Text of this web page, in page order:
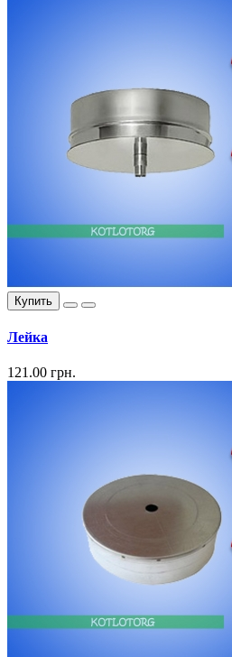
Купить
Лейка
121.00 грн.